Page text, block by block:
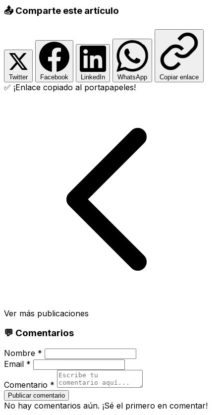
📤 Comparte este artículo
Twitter Facebook LinkedIn WhatsApp Copiar enlace
✅ ¡Enlace copiado al portapapeles!
Ver más publicaciones
💬 Comentarios
Nombre *
Email *
Comentario *
Publicar comentario
No hay comentarios aún. ¡Sé el primero en comentar!